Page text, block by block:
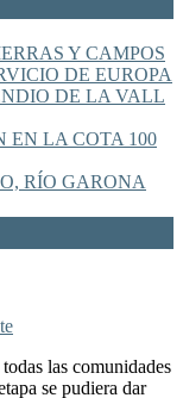
Y CAMPOS
DE EUROPA
DE LA VALL
EN LA COTA 100
RÍO GARONA
las comunidades
se pudiera dar